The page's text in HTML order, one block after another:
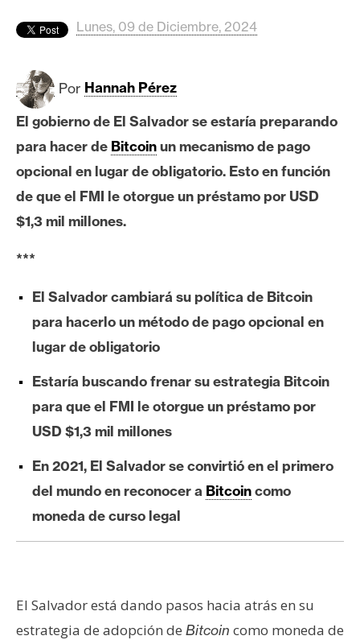
t
c
i
n
E
e
e
u
m
I
n
á
s
i
Lunes, 09 de Diciembre, 2024
Por Hannah Pérez
El gobierno de El Salvador se estaría preparando
para hacer de Bitcoinun mecanismo de pago
opcional en lugar de obligatorio. Esto en función
de que el FMI le otorgue un préstamo por USD
$1,3 mil millones.
***
El Salvador cambiará su política de Bitcoin
para hacerlo un método de pago opcional en
lugar de obligatorio
Estaría buscando frenar su estrategia Bitcoin
para que el FMI le otorgue un préstamo por
USD $1,3 mil millones
En 2021, El Salvador se convirtió en el primero
del mundo en reconocer a Bitcoincomo
moneda de curso legal
El Salvador está dando pasos hacia atrás en su
estrategia de adopción de Bitcoin como moneda de